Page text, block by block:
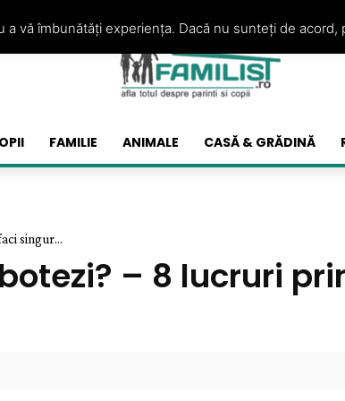
FAMILIE ANIMALE CASĂ & GRĂDINĂ
singur...
– 8 lucruri
vă îmbunătăți experiența. Dacă nu sunteți de acord,